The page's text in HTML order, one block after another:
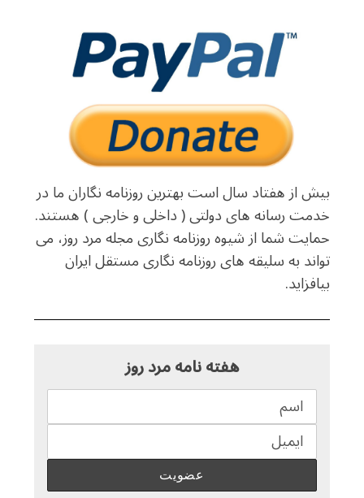
بیش از هفتاد سال است بهترین روزنامه نگاران ما در
خدمت رسانه های دولتی ( داخلی و خارجی ) هستند.
حمایت شما از شیوه روزنامه نگاری مجله مرد روز، می
تواند به سلیقه های روزنامه نگاری مستقل ایران
بیافزاید.
هفته نامه مرد روز